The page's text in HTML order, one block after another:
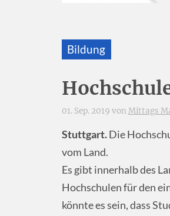
Bildung
01. Sep. 2019 von Mittags
Stuttgart.Die
vom Land.
Es gibt innerhalb des
Hochschulen für den
könnte es sein, dass